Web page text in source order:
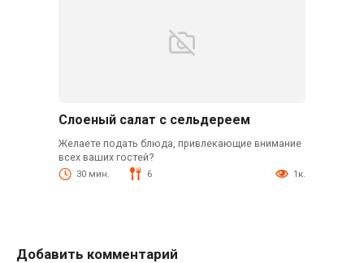
Слоеный салат с сельдереем
Желаете подать блюда, привлекающие внимание
всех ваших гостей?
30 мин. 6 1к.
Добавить комментарий